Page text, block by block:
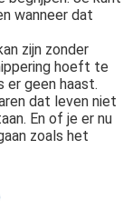
wanneer dat
zijn zonder
hoeft te
er geen haast.
dat leven niet
En of je er nu
zoals het